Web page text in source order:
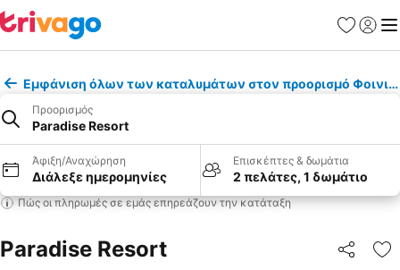
Εμφάνιση όλων των καταλυμάτων στον προορισμό
Προορισμός
Paradise Resort
Άφιξη/Αναχώρηση
Διάλεξε ημερομηνίες
Επισκέπτες & δωμάτια
2 πελάτες, 1 δωμάτιο
Πώς οι πληρωμές σε εμάς επηρεάζουν την κατάταξη
Paradise Resort